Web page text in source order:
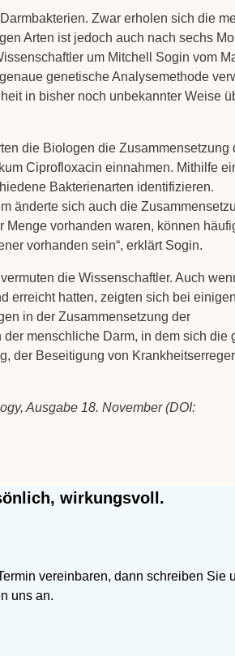
Zwar erholen sich die
Arten ist jedoch auch nach sechs
um Mitchell Sogin vom
genetische Analysemethode
in bisher noch unbekannter Weise
die Biologen die Zusammensetzung
Ciprofloxacin einnahmen. Mithilfe
Bakterienarten identifizieren.
änderte sich auch die
Menge vorhanden waren, können
vorhanden sein“, erklärt Sogin.
die Wissenschaftler. Auch
erreicht hatten, zeigten sich bei
in der Zusammensetzung der
menschliche Darm, in dem sich die
der Beseitigung von
Ausgabe 18. November (DOI:
wirkungsvoll.
vereinbaren, dann schreiben Sie
uns an.